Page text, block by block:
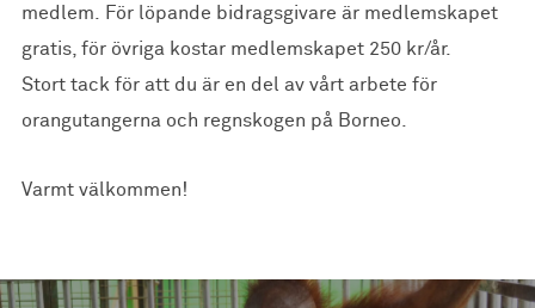
medlem. För löpande bidragsgivare är medlemskapet
gratis, för övriga kostar medlemskapet 250 kr/år.
Stort tack för att du är en del av vårt arbete för
orangutangerna och regnskogen på Borneo.
Varmt välkommen!